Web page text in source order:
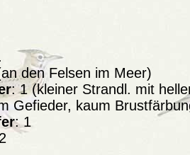
den Felsen im Meer)
: 1 (kleiner Strandl. mit
Gefieder, kaum
: 1